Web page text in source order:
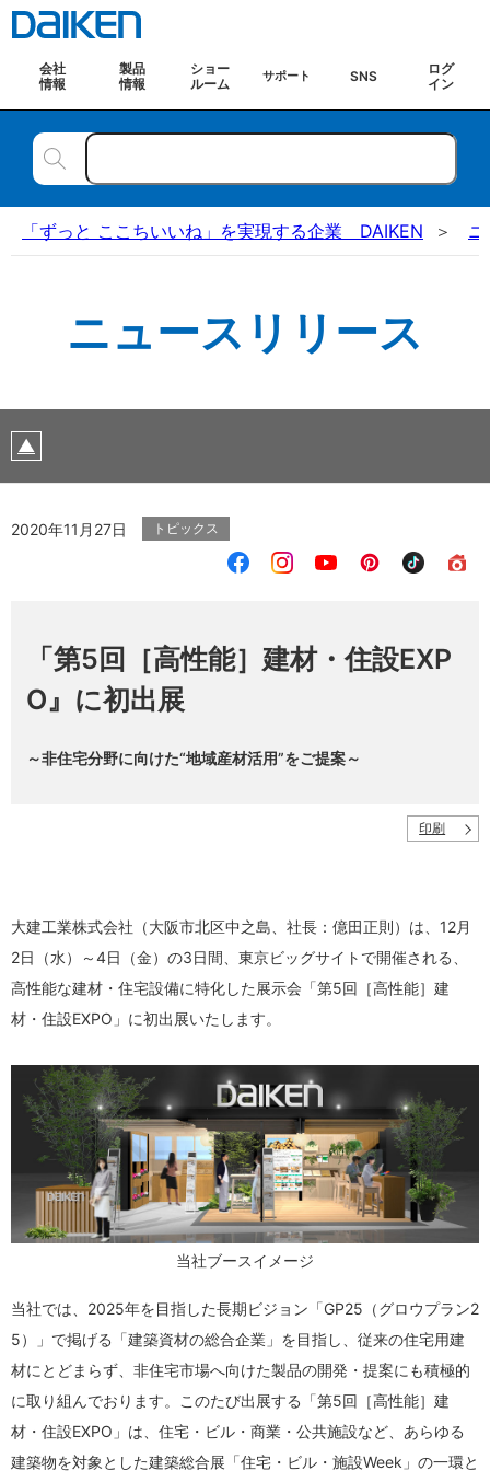
会社
情報
製品
情報
ショー
ルーム
サポート SNS
ログ
イン
「ずっと ここちいいね」を実現する企業 DAIKEN
ニュースリリース
2020年11月27日 トピックス
「第5回［高性能］建材・住設EXP
O』に初出展
～非住宅分野に向けた“地域産材活用”をご提案～
印刷
大建工業株式会社（大阪市北区中之島、社長：億田正則）は、12月
2日（水）～4日（金）の3日間、東京ビッグサイトで開催される、
高性能な建材・住宅設備に特化した展示会「第5回［高性能］建
材・住設EXPO」に初出展いたします。
当社ブースイメージ
当社では、2025年を目指した長期ビジョン「GP25（グロウプラン2
5）」で掲げる「建築資材の総合企業」を目指し、従来の住宅用建
材にとどまらず、非住宅市場へ向けた製品の開発・提案にも積極的
に取り組んでおります。このたび出展する「第5回［高性能］建
材・住設EXPO」は、住宅・ビル・商業・公共施設など、あらゆる
建築物を対象とした建築総合展「住宅・ビル・施設Week」の一環と